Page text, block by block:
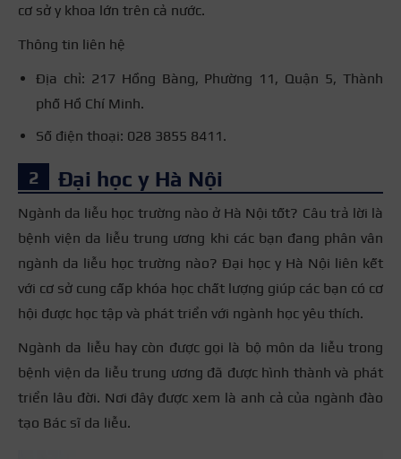
cơ sở y khoa lớn trên cả nước.
Thông tin liên hệ
Địa chỉ: 217 Hồng Bàng, Phường 11, Quận 5, Thành
phố Hồ Chí Minh.
Số điện thoại: 028 3855 8411.
Đại học y Hà Nội
Ngành da liễu học trường nào ở Hà Nội tốt? Câu trả lời là
bệnh viện da liễu trung ương khi các bạn đang phân vân
ngành da liễu học trường nào? Đại học y Hà Nội liên kết
với cơ sở cung cấp khóa học chất lượng giúp các bạn có cơ
hội được học tập và phát triển với ngành học yêu thích.
Ngành da liễu hay còn được gọi là bộ môn da liễu trong
bệnh viện da liễu trung ương đã được hình thành và phát
triển lâu đời. Nơi đây được xem là anh cả của ngành đào
tạo Bác sĩ da liễu.